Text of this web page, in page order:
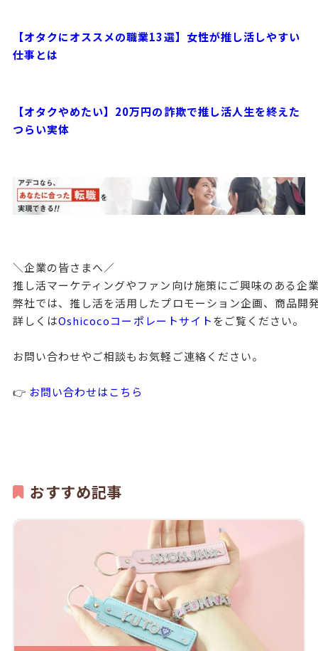
【オタクにオススメの職業13選】女性が推し活しやすい
仕事とは
【オタクやめたい】20万円の詐欺で推し活人生を終えた
つらい実体
＼企業の皆さまへ／
推し活マーケティングやファン向け施策にご興味のある企
弊社では、推し活を活用したプロモーション企画、商品開
詳しくはOshicocoコーポレートサイトをご覧ください。
お問い合わせやご相談もお気軽ご連絡ください。
👉 お問い合わせはこちら
おすすめ記事